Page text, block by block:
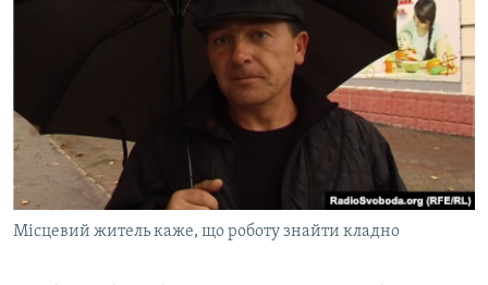
Місцевий житель каже, що роботу знайти кладно